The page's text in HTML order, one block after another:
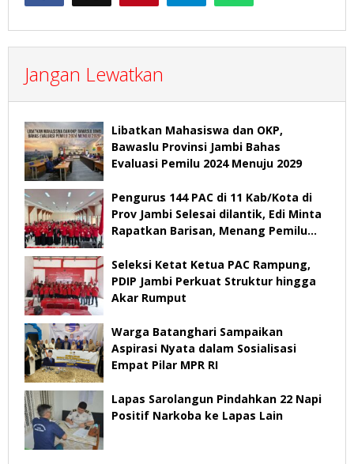
Jangan Lewatkan
Libatkan Mahasiswa dan OKP,
Bawaslu Provinsi Jambi Bahas
Evaluasi Pemilu 2024 Menuju 2029
Pengurus 144 PAC di 11 Kab/Kota di
Prov Jambi Selesai dilantik, Edi Minta
Rapatkan Barisan, Menang Pemilu
Seleksi Ketat Ketua PAC Rampung,
PDIP Jambi Perkuat Struktur hingga
Akar Rumput
Warga Batanghari Sampaikan
Aspirasi Nyata dalam Sosialisasi
Empat Pilar MPR RI
Lapas Sarolangun Pindahkan 22 Napi
Positif Narkoba ke Lapas Lain